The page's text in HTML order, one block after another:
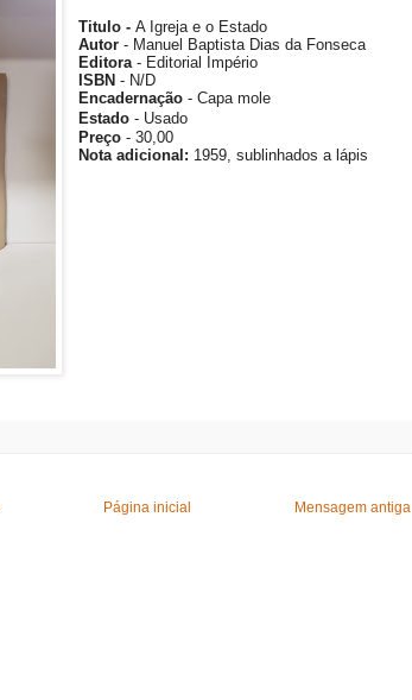
Titulo -A Igreja e o Estado
Autor - Manuel Baptista Dias da Fonseca
Editora- Editorial Império
ISBN - N/D
Encadernação - Capa mole
Estado - Usado
Preço - 30,00
Notaadicional : 1959,sublinhados a lápis
Mensagem antiga
Página inicial